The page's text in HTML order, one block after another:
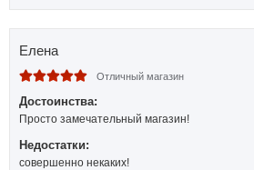
Елена
Отличный магазин
Достоинства:
Просто замечательный магазин!
Недостатки:
совершенно некаких!